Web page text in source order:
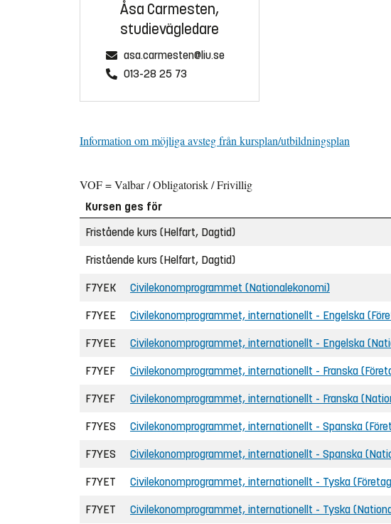
Åsa Carmesten,
studievägledare
asa.carmesten@liu.se
013-28 25 73
Information om möjliga avsteg från kursplan/utbildningsplan
VOF = Valbar / Obligatorisk / Frivillig
Kursen ges för
Fristående kurs (Helfart, Dagtid)
Fristående kurs (Helfart, Dagtid)
F7YEK Civilekonomprogrammet (Nationalekonomi)
F7YEE Civilekonomprogrammet, internationellt - Engelska
F7YEE Civilekonomprogrammet, internationellt - Engelska
F7YEF Civilekonomprogrammet, internationellt - Franska
F7YEF Civilekonomprogrammet, internationellt - Franska
F7YES Civilekonomprogrammet, internationellt - Spanska
F7YES Civilekonomprogrammet, internationellt - Spanska
F7YET Civilekonomprogrammet, internationellt - Tyska
F7YET Civilekonomprogrammet, internationellt - Tyska